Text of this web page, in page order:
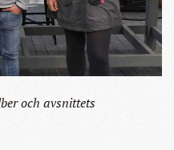
och avsnittets